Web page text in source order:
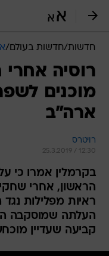
חדשות/חדשות בעולם /
רוסיה
מוכנים
ארה"ב
רויטרס
25.3.2019 / 12:30
בקרמלין אמרו כי
הראשון, אחרי
ראיות מפלילות
קביעה שעדיין